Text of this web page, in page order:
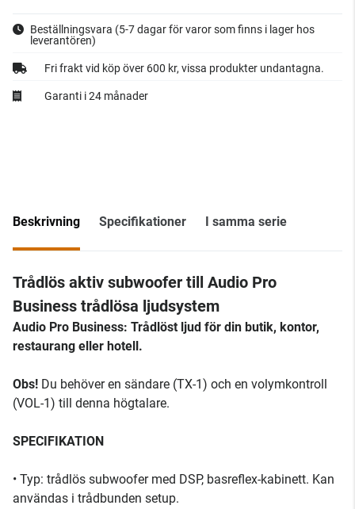
Beställningsvara (5-7 dagar för varor som finns i lager hos
leverantören)
Fri frakt vid köp över 600 kr, vissa produkter undantagna.
Garanti i 24 månader
Beskrivning Specifikationer I samma serie
Trådlös aktiv subwoofer till Audio Pro
Business trådlösa ljudsystem
Audio Pro Business: Trådlöst ljud för din butik, kontor,
restaurang eller hotell.
Obs! Du behöver en sändare (TX-1) och en volymkontroll
(VOL-1) till denna högtalare.
SPECIFIKATION
• Typ: trådlös subwoofer med DSP, basreflex-kabinett. Kan
användas i trådbunden setup.